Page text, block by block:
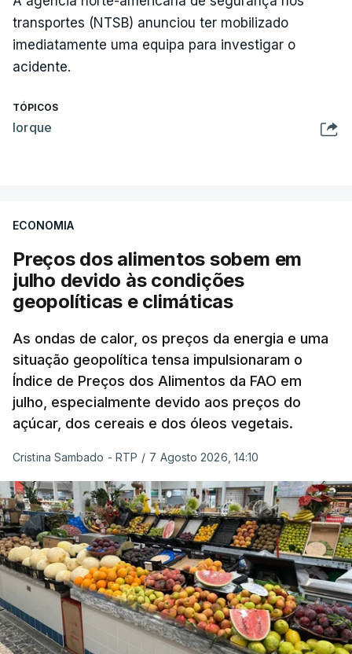
transportes (NTSB) anunciou ter mobilizado
imediatamente uma equipa para investigar o
acidente.
TÓPICOS
Iorque
ECONOMIA
Preços dos alimentos sobem em
julho devido às condições
geopolíticas e climáticas
As ondas de calor, os preços da energia e uma
situação geopolítica tensa impulsionaram o
Índice de Preços dos Alimentos da FAO em
julho, especialmente devido aos preços do
açúcar, dos cereais e dos óleos vegetais.
Cristina Sambado - RTP / 7 Agosto 2026, 14:10